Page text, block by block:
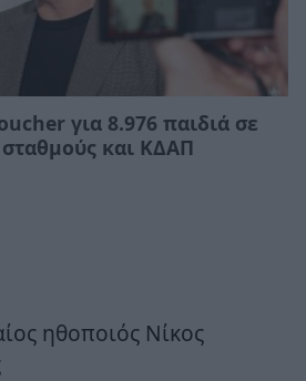
για 8.976 παιδιά σε
και ΚΔΑΠ
ηθοποιός Νίκος